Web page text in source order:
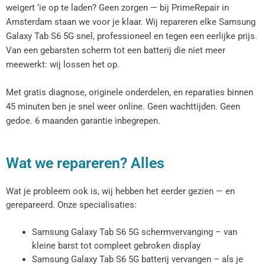
weigert ‘ie op te laden? Geen zorgen — bij PrimeRepair in
Amsterdam staan we voor je klaar. Wij repareren elke Samsung
Galaxy Tab S6 5G​​ snel, professioneel en tegen een eerlijke prijs.
Van een gebarsten scherm tot een batterij die niet meer
meewerkt: wij lossen het op.
Met gratis diagnose, originele onderdelen, en reparaties binnen
45 minuten ben je snel weer online. Geen wachttijden. Geen
gedoe. 6 maanden garantie inbegrepen.
Wat we repareren? Alles
Wat je probleem ook is, wij hebben het eerder gezien — en
gerepareerd. Onze specialisaties:
Samsung Galaxy Tab S6 5G schermvervanging – van
kleine barst tot compleet gebroken display
Samsung Galaxy Tab S6 5G batterij vervangen – als je